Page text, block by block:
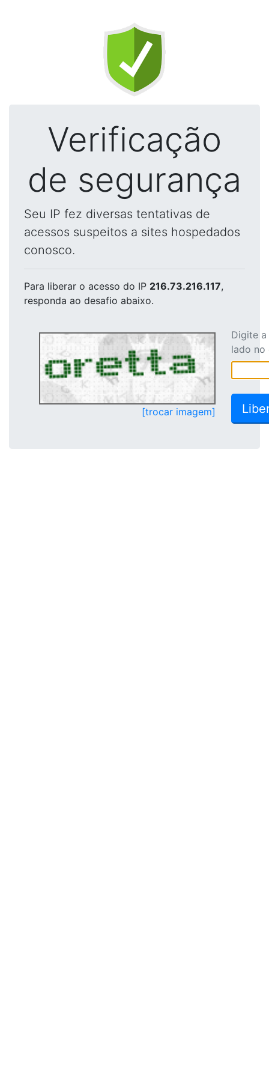
Verificação
de segurança
Seu IP fez diversas tentativas de
acessos suspeitos a sites hospedados
conosco.
Para liberar o acesso do IP 216.73.216.117,
responda ao desafio abaixo.
[trocar imagem]
Digite
lado no